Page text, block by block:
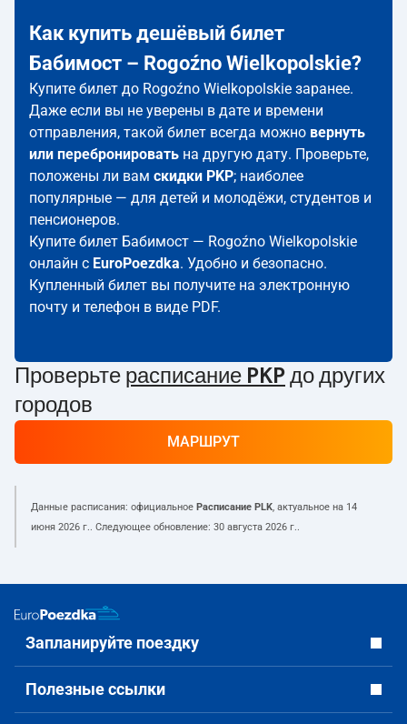
Как купить дешёвый билет
Бабимост – Rogoźno Wielkopolskie?
Купите билет до Rogoźno Wielkopolskie заранее.
Даже если вы не уверены в дате и времени
отправления, такой билет всегда можно вернуть
или перебронировать на другую дату. Проверьте,
положены ли вам скидки PKP; наиболее
популярные — для детей и молодёжи, студентов и
пенсионеров.
Купите билет Бабимост — Rogoźno Wielkopolskie
онлайн с EuroPoezdka. Удобно и безопасно.
Купленный билет вы получите на электронную
почту и телефон в виде PDF.
Проверьте расписание PKP до других
городов
МАРШРУТ
Данные расписания: официальное Расписание PLK, актуальное на 14
июня 2026 г.. Следующее обновление: 30 августа 2026 г..
Запланируйте поездку
Полезные ссылки